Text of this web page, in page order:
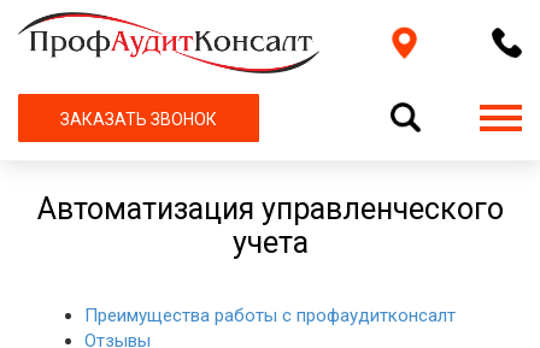
ЗАКАЗАТЬ ЗВОНОК
Автоматизация управленческого
учета
Преимущества работы с профаудитконсалт
Отзывы